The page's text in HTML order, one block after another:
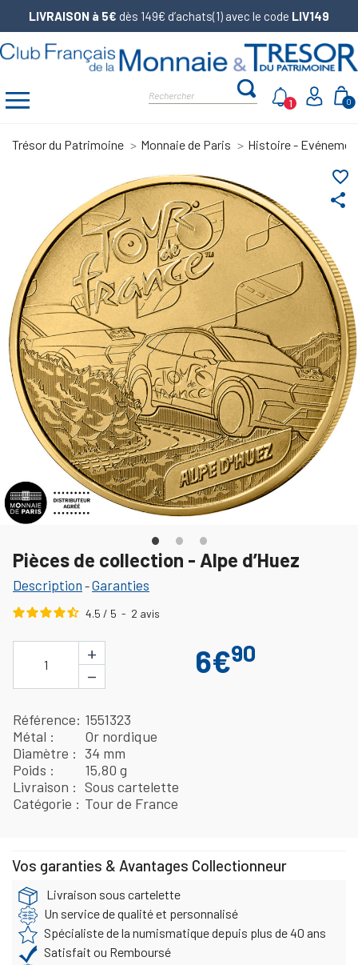
LIVRAISON à 5€ dès 149€ d’achats(1) avec le code LIV149
0
1
Trésor du Patrimoine Monnaie de Paris Histoire -
share
favorite_border
Pièces de collection - Alpe d’Huez
Description -Garanties
4.5 / 5 - 2 avis
1
+
−
6€90
Référence 1551323
Métal
Or nordique
Diamètre
34 mm
Poids
15,80 g
Livraison
Sous cartelette
Catégorie
Tour de France
Vos garanties & Avantages Collectionneur
Livraison sous cartelette
Un service de qualité et personnalisé
Spécialiste de la numismatique depuis plus de 40 ans
Satisfait ou Remboursé